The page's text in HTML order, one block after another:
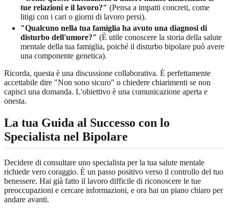
tue relazioni e il lavoro?" (Pensa a impatti concreti, come
litigi con i cari o giorni di lavoro persi).
"Qualcuno nella tua famiglia ha avuto una diagnosi di
disturbo dell'umore?" (È utile conoscere la storia della salute
mentale della tua famiglia, poiché il disturbo bipolare può avere
una componente genetica).
Ricorda, questa è una discussione collaborativa. È perfettamente
accettabile dire "Non sono sicuro" o chiedere chiarimenti se non
capisci una domanda. L'obiettivo è una comunicazione aperta e
onesta.
La tua Guida al Successo con lo
Specialista nel Bipolare
Decidere di consultare uno specialista per la tua salute mentale
richiede vero coraggio. È un passo positivo verso il controllo del tuo
benessere. Hai già fatto il lavoro difficile di riconoscere le tue
preoccupazioni e cercare informazioni, e ora hai un piano chiaro per
andare avanti.